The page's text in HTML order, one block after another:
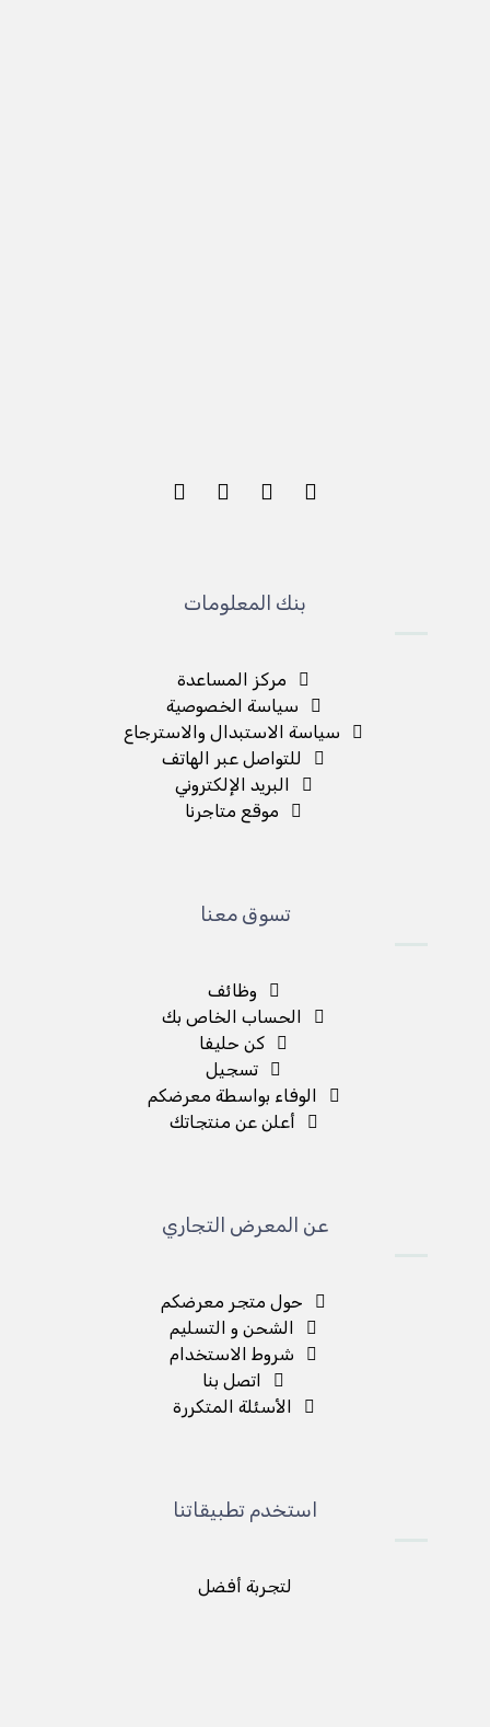
بنك المعلومات
مركز المساعدة
سياسة الخصوصية
سياسة الاستبدال والاسترجاع
للتواصل عبر الهاتف
البريد الإلكتروني
موقع متاجرنا
تسوق معنا
وظائف
الحساب الخاص بك
كن حليفا
تسجيل
الوفاء بواسطة معرضكم
أعلن عن منتجاتك
عن المعرض التجاري
حول متجر معرضكم
الشحن و التسليم
شروط الاستخدام
اتصل بنا
الأسئلة المتكررة
استخدم تطبيقاتنا
لتجربة أفضل